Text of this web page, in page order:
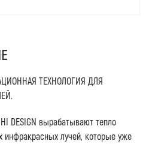
ТЕХНОЛОГИЯ ДЛЯ
DESIGN вырабатывают тепло
инфракрасных лучей, которые уже